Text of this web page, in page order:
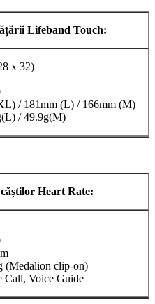
țării Lifeband Touch:
x 32)
/ 181mm (L) / 166mm (M)
/ 49.9g(M)
știlor Heart Rate:
(Medalion clip-on)
Call, Voice Guide